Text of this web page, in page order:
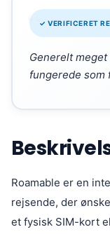
✓ VERIFICERET
“
Generelt
fungerede som
Roamable er en
rejsende, der
et fysisk SIM-kort